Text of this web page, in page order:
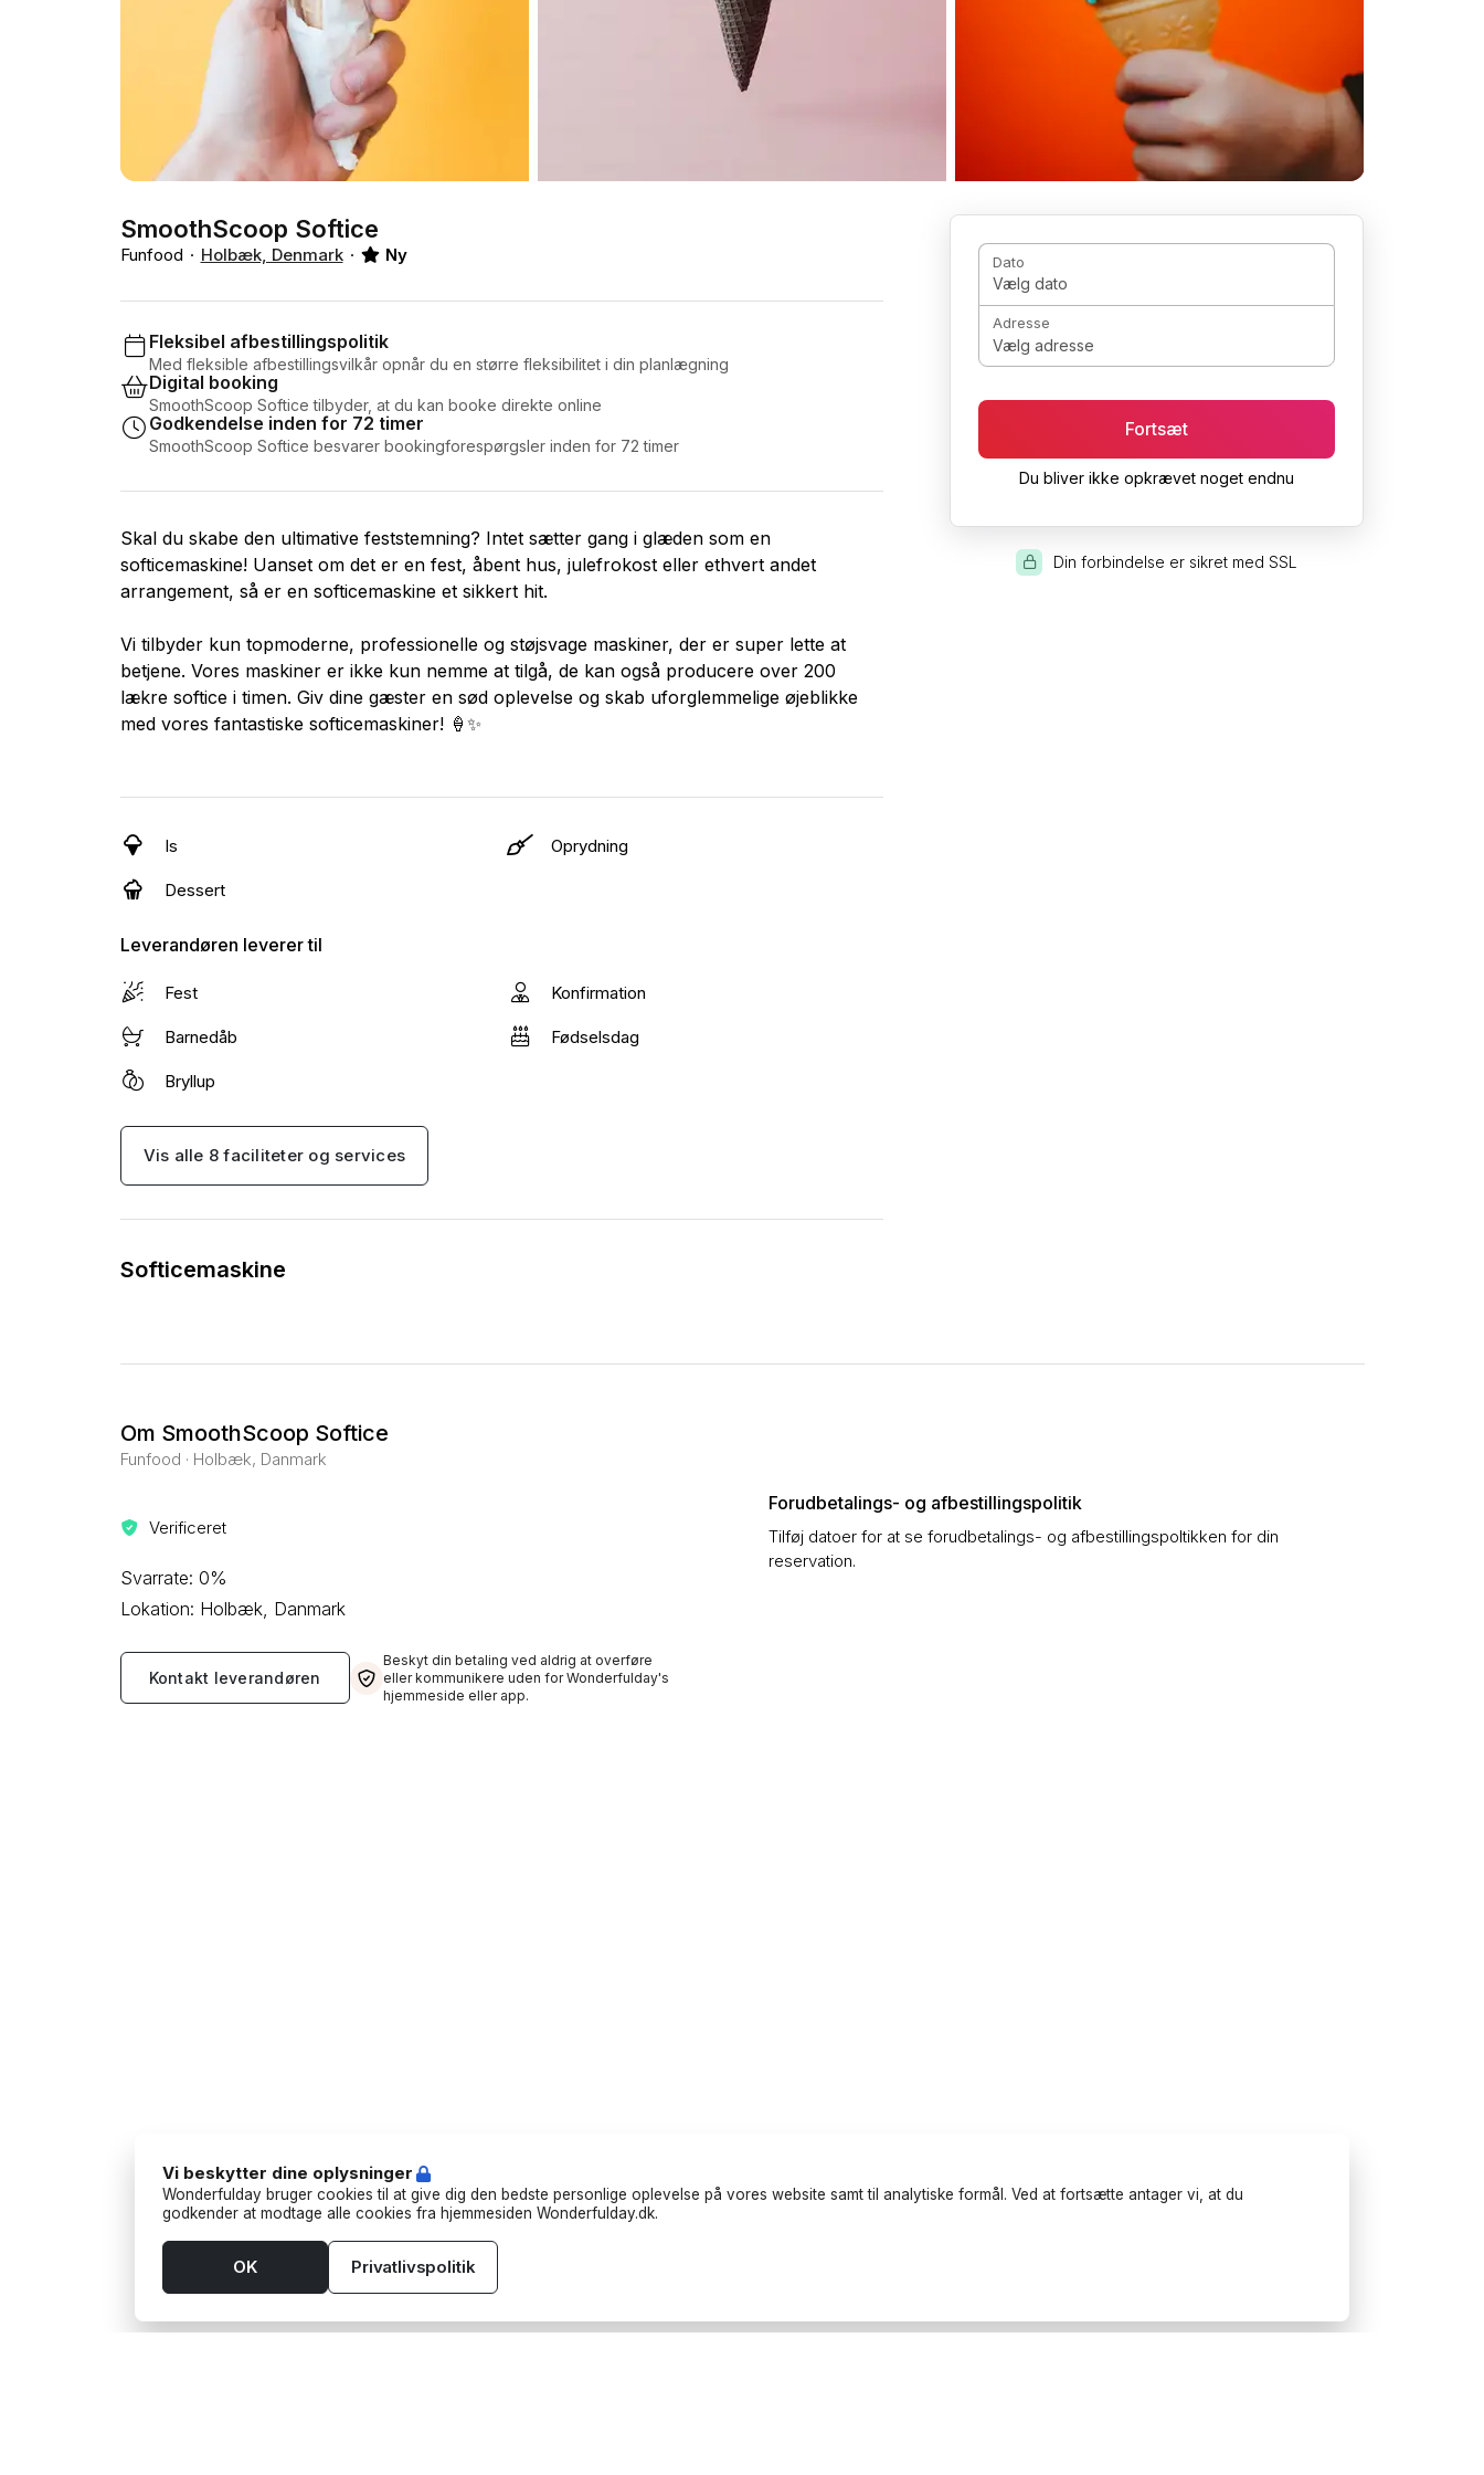
SmoothScoop Softice
Funfood Holbæk, Denmark Ny
Fleksibel afbestillingspolitik
Med fleksible afbestillingsvilkår opnår du en større fleksibilitet i din planlægning
Digital booking
SmoothScoop Softice tilbyder, at du kan booke direkte online
Godkendelse inden for 72 timer
SmoothScoop Softice besvarer bookingforespørgsler inden for 72 timer
Skal du skabe den ultimative feststemning? Intet sætter gang i glæden som en
softicemaskine! Uanset om det er en fest, åbent hus, julefrokost eller ethvert andet
arrangement, så er en softicemaskine et sikkert hit.
Vi tilbyder kun topmoderne, professionelle og støjsvage maskiner, der er super lette at
betjene. Vores maskiner er ikke kun nemme at tilgå, de kan også producere over 200
lækre softice i timen. Giv dine gæster en sød oplevelse og skab uforglemmelige øjeblikke
med vores fantastiske softicemaskiner! 🍦✨
Is Oprydning
Dessert
Leverandøren leverer til
Fest Konfirmation
Barnedåb Fødselsdag
Bryllup
Vis alle 8 faciliteter og services
Softicemaskine
Dato
Vælg dato
Adresse
Vælg adresse
Fortsæt
Du bliver ikke opkrævet noget endnu
Din forbindelse er sikret med SSL
Om SmoothScoop Softice
Funfood · Holbæk, Danmark
Verificeret
Svarrate: 0%
Lokation: Holbæk, Danmark
Kontakt leverandøren
Beskyt din betaling ved aldrig at overføre
eller kommunikere uden for Wonderfulday's
hjemmeside eller app.
Forudbetalings- og afbestillingspolitik
Tilføj datoer for at se forudbetalings- og afbestillingspoltikken for din
reservation.
Vi beskytter dine oplysninger
Wonderfulday bruger cookies til at give dig den bedste personlige oplevelse på vores website samt til analytiske formål. Ved at fortsætte antager vi, at du
godkender at modtage alle cookies fra hjemmesiden Wonderfulday.dk.
Privatlivspolitik
OK